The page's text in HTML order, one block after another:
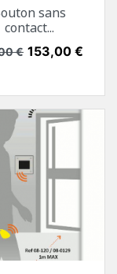
sans
contact...
base
€ Prix
153,00 €